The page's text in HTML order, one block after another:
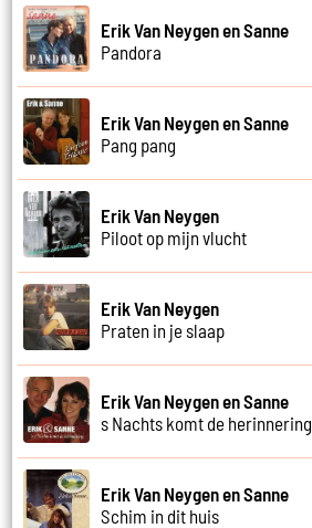
Erik Van Neygen en Sanne
Pandora
Erik Van Neygen en Sanne
Pang pang
Erik Van Neygen
Piloot op mijn vlucht
Erik Van Neygen
Praten in je slaap
Erik Van Neygen en Sanne
s Nachts komt de herinnering
Erik Van Neygen en Sanne
Schim in dit huis